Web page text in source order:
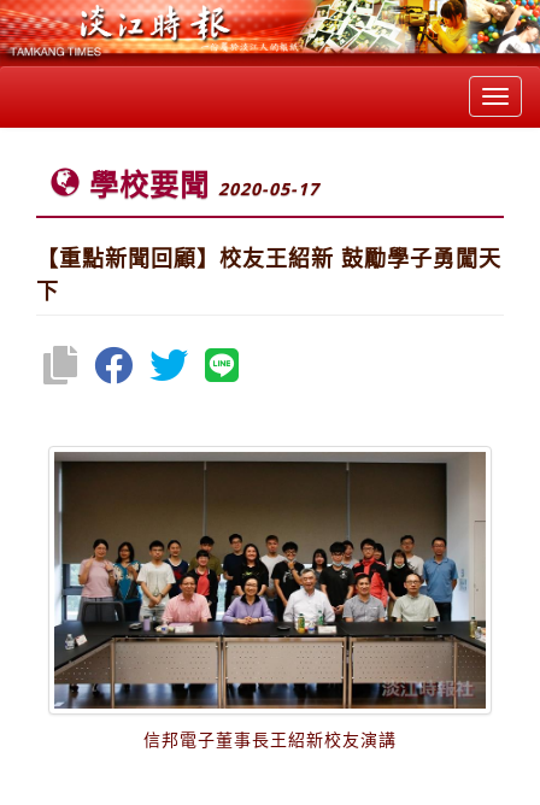
學校要聞 2020-05-17
【重點新聞回顧】校友王紹新 鼓勵學子勇闖天
下
信邦電子董事長王紹新校友演講